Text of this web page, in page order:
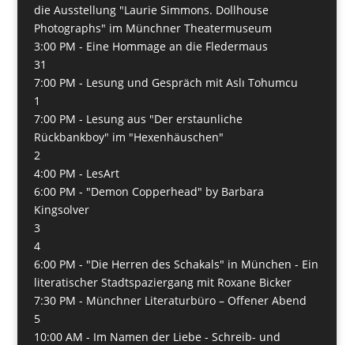
die Ausstellung "Laurie Simmons. Dollhouse
Photographs" im Münchner Theatermuseum
3:00 PM - Eine Hommage an die Fledermaus
31
7:00 PM - Lesung und Gespräch mit Aslı Tohumcu
1
7:00 PM - Lesung aus "Der erstaunliche
Rückbankboy" im "Hexenhäuschen"
2
4:00 PM - LesArt
6:00 PM - "Demon Copperhead" by Barbara
Kingsolver
3
4
6:00 PM - "Die Herren des Schakals" in München - Ein
literatischer Stadtspaziergang mit Roxane Bicker
7:30 PM - Münchner Literaturbüro – Offener Abend
5
10:00 AM - Im Namen der Liebe - Schreib- und